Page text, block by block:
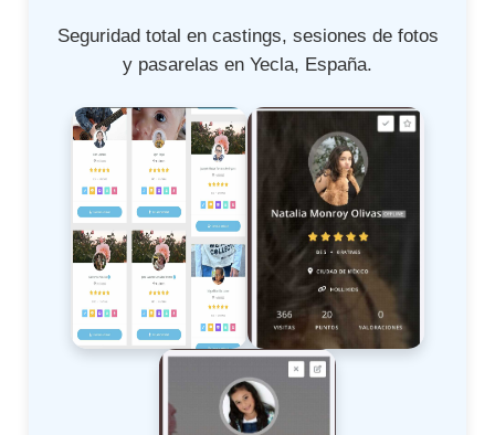
Seguridad total en castings, sesiones de fotos
y pasarelas en Yecla, España.